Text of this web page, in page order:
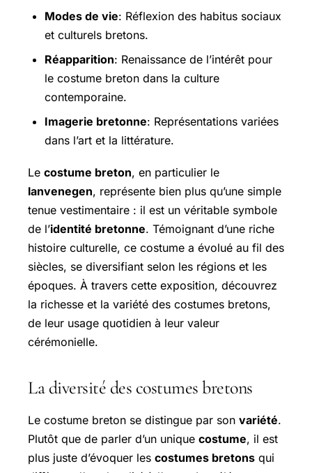
Modes de vie: Réflexion des habitus sociaux
et culturels bretons.
Réapparition: Renaissance de l’intérêt pour
le costume breton dans la culture
contemporaine.
Imagerie bretonne: Représentations variées
dans l’art et la littérature.
Le costume breton, en particulier le
lanvenegen, représente bien plus qu’une simple
tenue vestimentaire : il est un véritable symbole
de l’identité bretonne. Témoignant d’une riche
histoire culturelle, ce costume a évolué au fil des
siècles, se diversifiant selon les régions et les
époques. À travers cette exposition, découvrez
la richesse et la variété des costumes bretons,
de leur usage quotidien à leur valeur
cérémonielle.
La diversité des costumes bretons
Le costume breton se distingue par son variété.
Plutôt que de parler d’un unique costume, il est
plus juste d’évoquer les costumes bretons qui